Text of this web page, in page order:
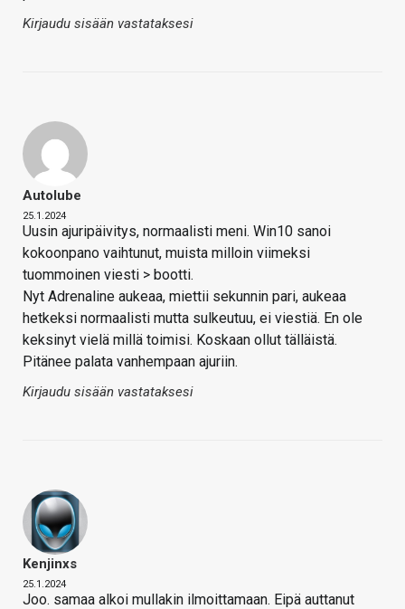
Kirjaudu sisään vastataksesi
Autolube
25.1.2024
Uusin ajuripäivitys, normaalisti meni. Win10 sanoi
kokoonpano vaihtunut, muista milloin viimeksi
tuommoinen viesti > bootti.
Nyt Adrenaline aukeaa, miettii sekunnin pari, aukeaa
hetkeksi normaalisti mutta sulkeutuu, ei viestiä. En ole
keksinyt vielä millä toimisi. Koskaan ollut tälläistä.
Pitänee palata vanhempaan ajuriin.
Kirjaudu sisään vastataksesi
Kenjinxs
25.1.2024
Joo. samaa alkoi mullakin ilmoittamaan. Eipä auttanut